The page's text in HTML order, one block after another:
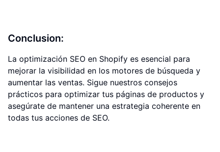
Conclusion:
La optimización SEO en Shopify es esencial para
mejorar la visibilidad en los motores de búsqueda y
aumentar las ventas. Sigue nuestros consejos
prácticos para optimizar tus páginas de productos y
asegúrate de mantener una estrategia coherente en
todas tus acciones de SEO.